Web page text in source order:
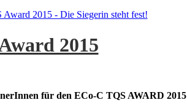
2015 - Die Siegerin steht fest!
2015
für den ECo-C TQS AWARD 2015